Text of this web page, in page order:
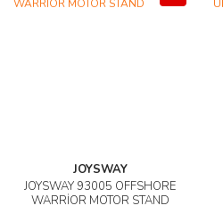
JOYSWAY
JOYSWAY 93005 OFFSHORE
WARRİOR MOTOR STAND